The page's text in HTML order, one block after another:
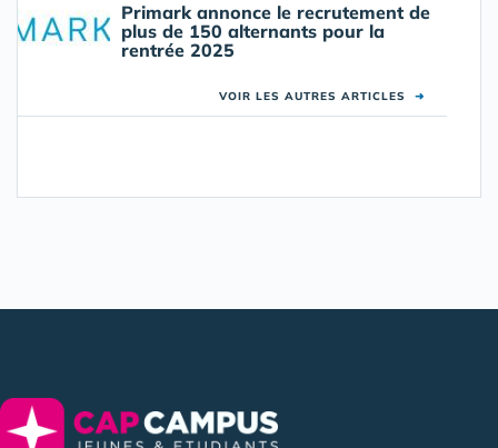
Primark annonce le recrutement de
plus de 150 alternants pour la
rentrée 2025
VOIR LES AUTRES ARTICLES ➜